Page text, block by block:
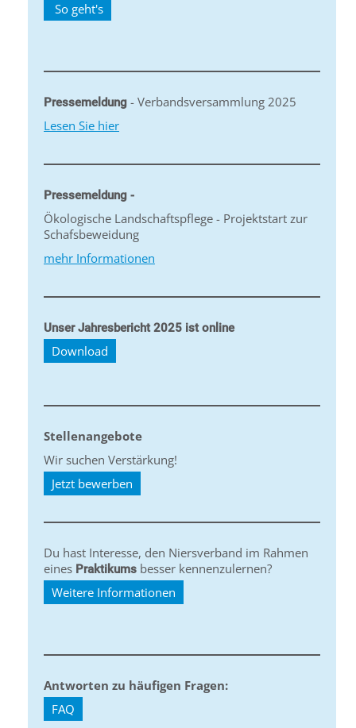
So geht's
Pressemeldung - Verbandsversammlung 2025
Lesen Sie hier
Pressemeldung -
Ökologische Landschaftspflege - Projektstart zur
Schafsbeweidung
mehr Informationen
Unser Jahresbericht 2025 ist online
Download
Stellenangebote
Wir suchen Verstärkung!
Jetzt bewerben
Du hast Interesse, den Niersverband im Rahmen
eines Praktikums besser kennenzulernen?
Weitere Informationen
Antworten zu häufigen Fragen:
FAQ